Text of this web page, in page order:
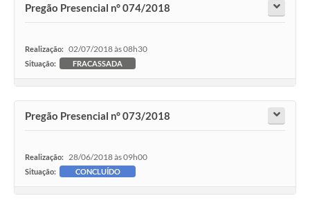
Pregão Presencial n° 074/2018
Realização: 02/07/2018 às 08h30
Situação: FRACASSADA
Pregão Presencial n° 073/2018
Realização: 28/06/2018 às 09h00
Situação: CONCLUÍDO